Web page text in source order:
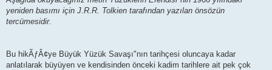
yeniden basımı için J.R.R. Tolkien tarafından yazılan önsözün
tercümesidir.
Bu hikÃƒÂ¢ye Büyük Yüzük Savaşı"nın tarihçesi oluncaya kadar
anlatılarak büyüyen ve kendisinden önceki kadim tarihlere ait pek çok